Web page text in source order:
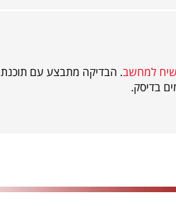
למחשב. הבדיקה מתבצע עם תוכנת MHDD.
בדיסק.